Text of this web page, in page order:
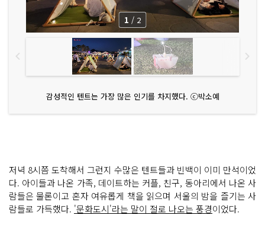
감성적인 텐트는 가장 많은 인기를 차지했다. ⓒ박소예
1 / 2
저녁 8시쯤 도착해서 그런지 수많은 텐트들과 빈백이 이미 만석이었
다. 아이들과 나온 가족, 데이트하는 커플, 친구, 동아리에서 나온 사
람들은 물론이고 혼자 여유롭게 책을 읽으며 서울의 밤을 즐기는 사
람들로 가득했다. '문화도시'라는 말이 절로 나오는 풍경이었다.